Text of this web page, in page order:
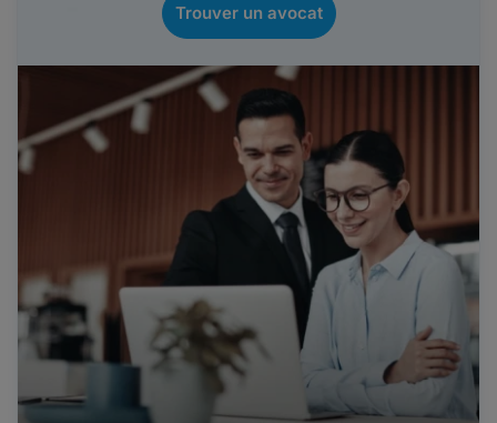
Trouver un avocat